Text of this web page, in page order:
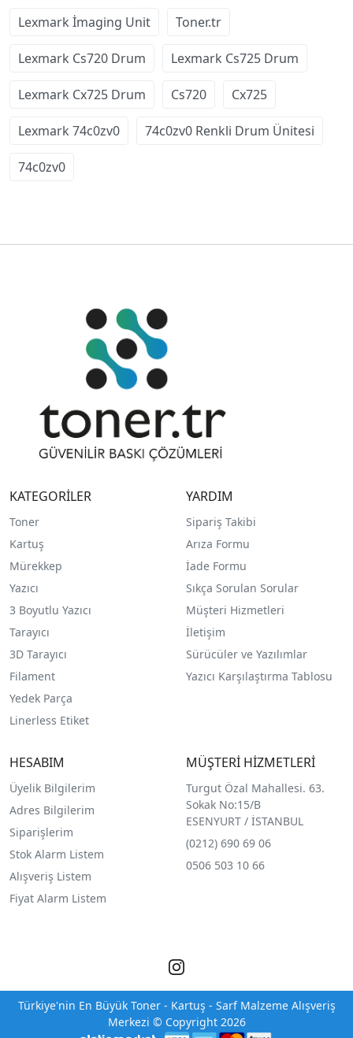
Lexmark İmaging Unit Toner.tr
Lexmark Cs720 Drum Lexmark Cs725 Drum
Lexmark Cx725 Drum Cs720 Cx725
Lexmark 74c0zv0 74c0zv0 Renkli Drum Ünitesi
74c0zv0
KATEGORİLER
Toner
Kartuş
Mürekkep
Yazıcı
3 Boyutlu Yazıcı
Tarayıcı
3D Tarayıcı
Filament
Yedek Parça
Linerless Etiket
YARDIM
Sipariş Takibi
Arıza Formu
İade Formu
Sıkça Sorulan Sorular
Müşteri Hizmetleri
İletişim
Sürücüler ve Yazılımlar
Yazıcı Karşılaştırma Tablosu
HESABIM
Üyelik Bilgilerim
Adres Bilgilerim
Siparişlerim
Stok Alarm Listem
Alışveriş Listem
Fiyat Alarm Listem
MÜŞTERİ HİZMETLERİ
Turgut Özal Mahallesi. 63.
Sokak No:15/B
ESENYURT / İSTANBUL
(0212) 690 69 06
0506 503 10 66
Türkiye'nin En Büyük Toner - Kartuş - Sarf Malzeme Alışveriş
Merkezi © Copyright 2026